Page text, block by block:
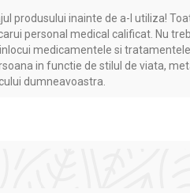
6% lactone terpenice)
produsului inainte de a-l utiliza!
personal medical calificat. Nu
medicamentele si
in functie de stilul de viata,
dumneavoastra.